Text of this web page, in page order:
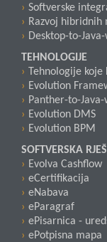
Softverske
Razvoj
Desktop-to-
TEHNOLOGIJE
Tehnologije
Evolution
Panther-to-
Evolution DMS
Evolution BPM
SOFTVERSKA
Evolva Cashflow
eCertifikacija
eNabava
eParagraf
ePisarnica -
ePotpisna mapa